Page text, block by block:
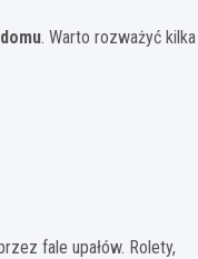
. Warto rozważyć kilka
fale upałów. Rolety,